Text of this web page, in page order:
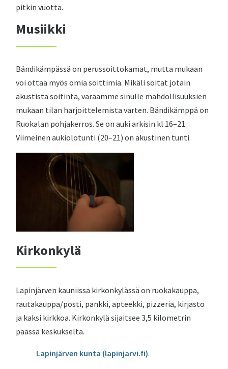
pitkin vuotta.
Musiikki
Bändikämpässä on perussoittokamat, mutta mukaan
voi ottaa myös omia soittimia. Mikäli soitat jotain
akustista soitinta, varaamme sinulle mahdollisuuksien
mukaan tilan harjoittelemista varten. Bändikämppä on
Ruokalan pohjakerros. Se on auki arkisin kl 16–21.
Viimeinen aukiolotunti (20–21) on akustinen tunti.
Kirkonkylä
Lapinjärven kauniissa kirkonkylässä on ruokakauppa,
rautakauppa/posti, pankki, apteekki, pizzeria, kirjasto
ja kaksi kirkkoa. Kirkonkylä sijaitsee 3,5 kilometrin
päässä keskukselta.
Lapinjärven kunta (lapinjarvi.fi).